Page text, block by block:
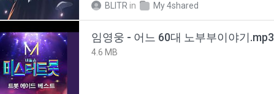
BLITR in My 4shared
임영웅 - 어느 60대 노부부이야기.mp3
4.6 MB